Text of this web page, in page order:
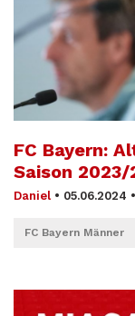
FC Bayern:
Saison 2023/
Daniel • 05.06.2024 •
FC Bayern Männer